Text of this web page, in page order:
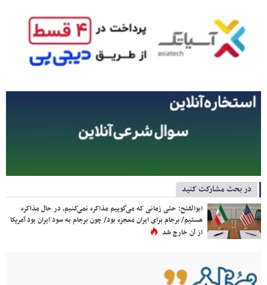
در بحث مشارکت کنید
ابوالفتح: حتی زمانی که می‌گوییم مذاکره نمی‌کنیم، در حال مذاکره
هستیم/ برجام برای ایران معجزه بود/ چون برجام به سود ایران بود آمریکا
از آن خارج شد